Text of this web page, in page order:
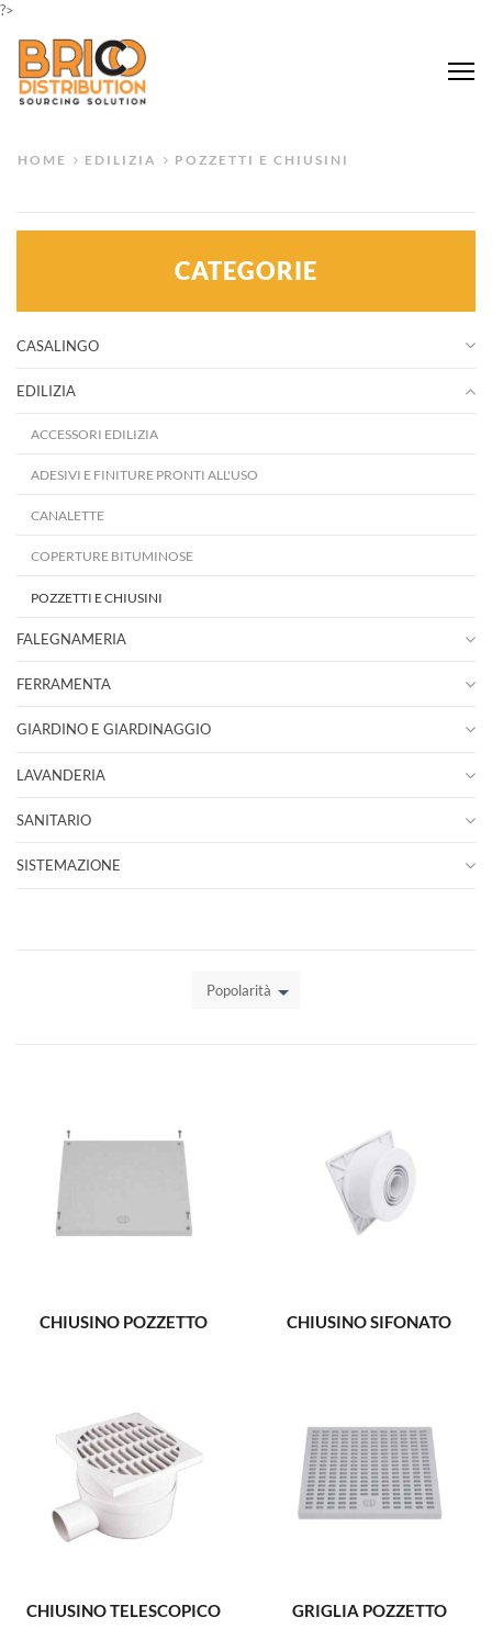
?>
HOME EDILIZIA POZZETTI E CHIUSINI
Popolarità
CHIUSINO POZZETTO CHIUSINO SIFONATO
CHIUSINO TELESCOPICO GRIGLIA POZZETTO
CATEGORIE
CASALINGO
EDILIZIA
ACCESSORI EDILIZIA
ADESIVI E FINITURE PRONTI ALL'USO
CANALETTE
COPERTURE BITUMINOSE
POZZETTI E CHIUSINI
FALEGNAMERIA
FERRAMENTA
GIARDINO E GIARDINAGGIO
LAVANDERIA
SANITARIO
SISTEMAZIONE